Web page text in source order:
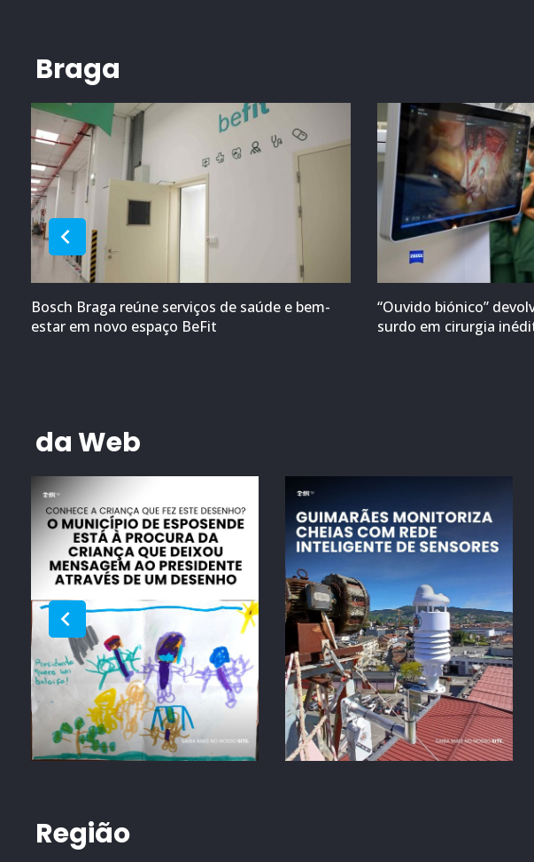
Braga
Bosch Braga reúne serviços de saúde e bem-
estar em novo espaço BeFit
“Ouvido biónico”
surdo em cirurgia
da Web
Região